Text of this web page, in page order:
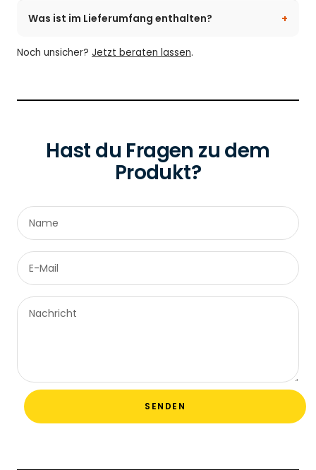
Was ist im Lieferumfang enthalten?
Noch unsicher? Jetzt beraten lassen.
Hast du Fragen zu dem
Produkt?
Name
E-Mail
Nachricht
SENDEN